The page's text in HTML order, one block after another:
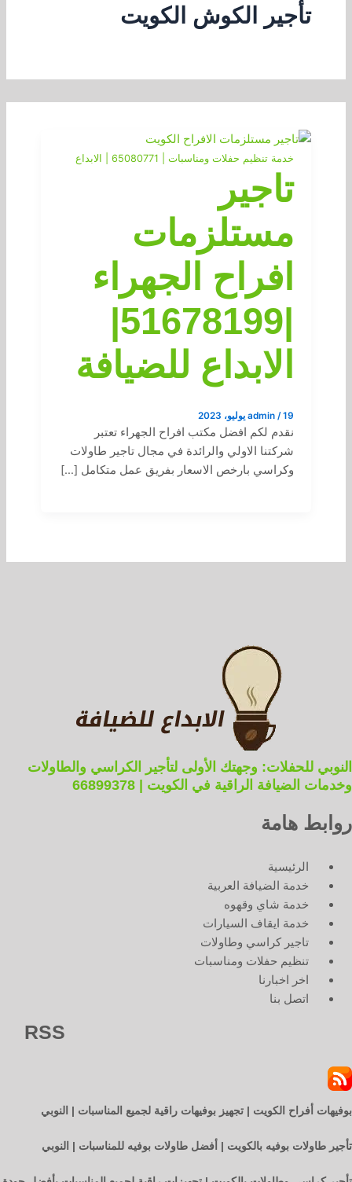
تأجير الكوش الكويت
خدمة تنظيم حفلات ومناسبات | 65080771 | الابداع
تاجير
مستلزمات
افراح الجهراء
|51678199|
الابداع للضيافة
admin /19 يوليو، 2023
نقدم لكم افضل مكتب افراح الجهراء تعتبر
شركتنا الاولي والرائدة في مجال تاجير طاولات
وكراسي بارخص الاسعار بفريق عمل متكامل […]
النوبي للحفلات: وجهتك الأولى لتأجير الكراسي والطاولات
وخدمات الضيافة الراقية في الكويت | 66899378
روابط هامة
الرئيسية
خدمة الضيافة العربية
خدمة شاي وقهوه
خدمة ايقاف السيارات
تاجير كراسي وطاولات
تنظيم حفلات ومناسبات
اخر اخبارنا
اتصل بنا
RSS
بوفيهات أفراح الكويت | تجهيز بوفيهات راقية لجميع المناسبات | النوبي
تأجير طاولات بوفيه بالكويت | أفضل طاولات بوفيه للمناسبات | النوبي